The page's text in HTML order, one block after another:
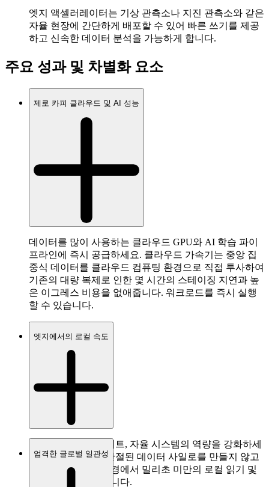
엣지 액셀러레이터는 기상 관측소나 지진 관측소와 같은
자율 현장에 간단하게 배포할 수 있어 빠른 쓰기를 제공
하고 신속한 데이터 분석을 가능하게 합니다.
주요 성과 및 차별화 요소
제로 카피 클라우드 및 AI 성능
데이터를 많이 사용하는 클라우드 GPU와 AI 학습 파이
프라인에 즉시 공급하세요. 클라우드 가속기는 중앙 집
중식 데이터를 클라우드 컴퓨팅 환경으로 직접 투사하여
기존의 대량 복제로 인한 몇 시간의 스테이징 지연과 높
은 이그레스 비용을 없애줍니다. 워크로드를 즉시 실행
할 수 있습니다.
엣지에서의 로컬 속도
원격 지사, 미디어 세트, 자율 시스템의 역량을 강화하세
요. 엣지 가속기는 단절된 데이터 사일로를 만들지 않고
대역폭이 제한된 환경에서 밀리초 미만의 로컬 읽기 및
쓰기 성능을 제공합니다.
엄격한 글로벌 일관성